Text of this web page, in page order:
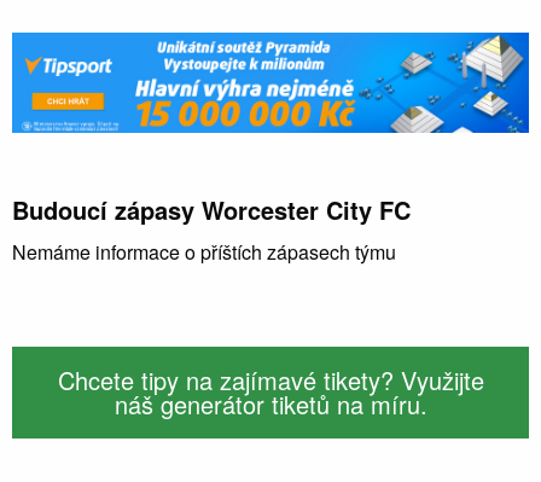
Budoucí zápasy Worcester City FC
Nemáme informace o příštích zápasech týmu
Chcete tipy na zajímavé tikety? Využijte
náš generátor tiketů na míru.